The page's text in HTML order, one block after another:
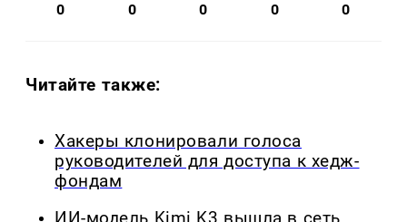
0 0 0 0 0
Читайте также:
Хакеры клонировали голоса
руководителей для доступа к хедж-
фондам